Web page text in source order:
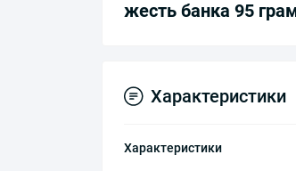
жесть банка 95
Характеристики
Характеристики